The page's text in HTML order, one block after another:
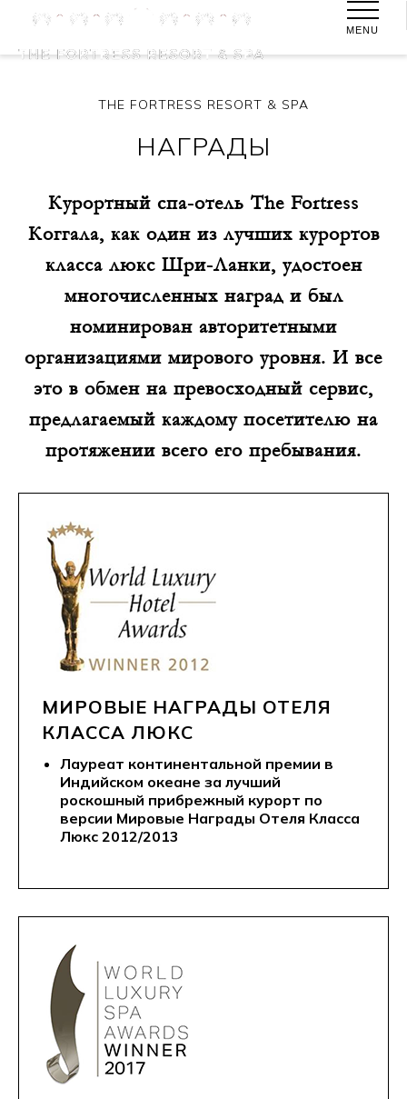
MENU
THE FORTRESS RESORT & SPA
НАГРАДЫ
Курортный спа-отель The Fortress
Коггала, как один из лучших курортов
класса люкс Шри-Ланки, удостоен
многочисленных наград и был
номинирован авторитетными
организациями мирового уровня. И все
это в обмен на превосходный сервис,
предлагаемый каждому посетителю на
протяжении всего его пребывания.
МИРОВЫЕ НАГРАДЫ ОТЕЛЯ
КЛАССА ЛЮКС
Лауреат континентальной премии в
Индийском океане за лучший
роскошный прибрежный курорт по
версии Мировые Награды Отеля Класса
Люкс 2012/2013